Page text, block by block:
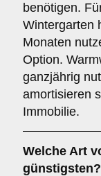
benötigen.
Wintergarten
Monaten
Option.
ganzjährig
amortisieren
Immobilie.
Welche Art
günstigsten?